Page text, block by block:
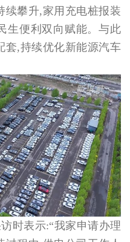
续攀升,家用充电桩报装
生便利双向赋能。与此
套,持续优化新能源汽车
时表示:“我家申请办理